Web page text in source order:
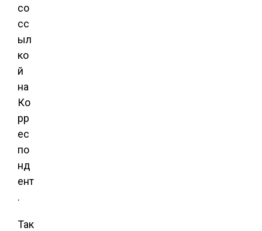
со
сс
ыл
ко
й
на
Ко
рр
ес
по
нд
ент
.
Так